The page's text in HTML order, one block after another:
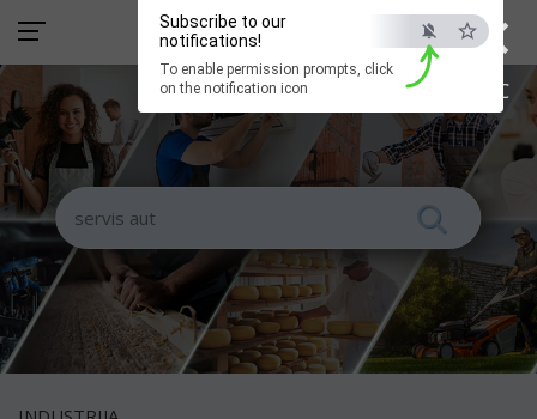
×
ESC
Subscribe to our
notifications!
To enable permission prompts, click
on the notification icon